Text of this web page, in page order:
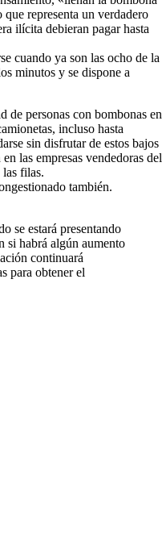
representa un verdadero
ilícita debieran pagar hasta
cuando ya son las ocho de la
minutos y se dispone a
de personas con bombonas en
incluso hasta
sin disfrutar de estos bajos
las empresas vendedoras del
las filas.
también.
se estará presentando
si habrá algún aumento
continuará
para obtener el